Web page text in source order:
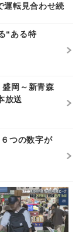
運転見合わせ続
放送
“ある特
岡～新青森
放送
つの数字が